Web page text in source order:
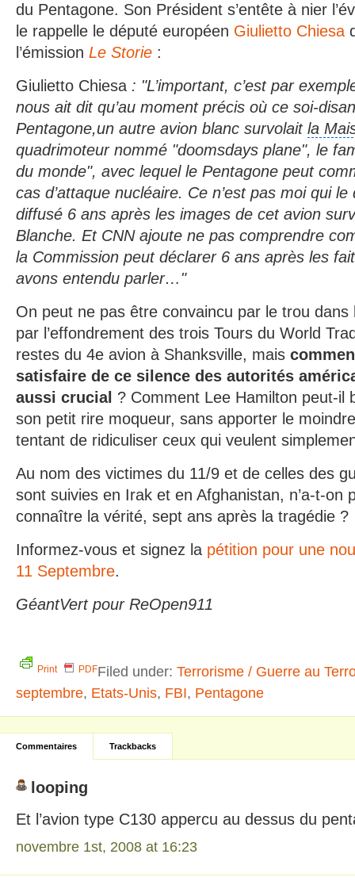
du Pentagone. Son Président s’entête à nier
le rappelle le député européen Giulietto Chiesa
l’émission Le Storie :
Giulietto Chiesa : "L’important, c’est par
nous ait dit qu’au moment précis où ce soi-
Pentagone,un autre avion blanc survolait la
quadrimoteur nommé "doomsdays plane", le
du monde", avec lequel le Pentagone peut
cas d’attaque nucléaire. Ce n’est pas moi qui le
diffusé 6 ans après les images de cet avion
Blanche. Et CNN ajoute ne pas comprendre
la Commission peut déclarer 6 ans après les
avons entendu parler…"
On peut ne pas être convaincu par le trou
par l’effondrement des trois Tours du World
restes du 4e avion à Shanksville, mais
satisfaire de ce silence des autorités
aussi crucial ? Comment Lee Hamilton peut-il
son petit rire moqueur, sans apporter le
tentant de ridiculiser ceux qui veulent
Au nom des victimes du 11/9 et de celles des
sont suivies en Irak et en Afghanistan, n’a-t-on
connaître la vérité, sept ans après la tragédie ?
Informez-vous et signez la pétition pour une
11 Septembre.
GéantVert pour ReOpen911
Print PDFFiled under: Terrorisme / Guerre au
septembre, Etats-Unis, FBI, Pentagone
Commentaires Trackbacks
looping
Et l’avion type C130 appercu au dessus du
novembre 1st, 2008 at 16:23